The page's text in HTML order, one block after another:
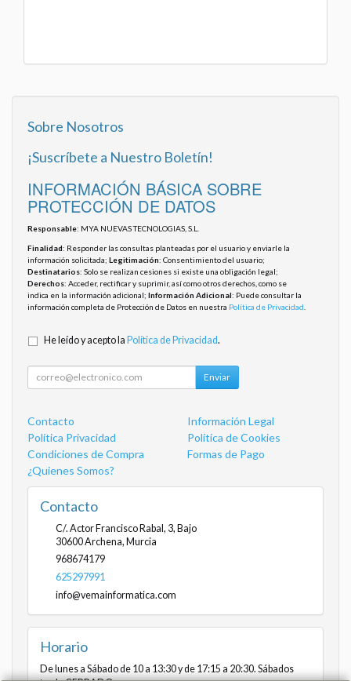
Sobre Nosotros
¡Suscríbete a Nuestro Boletín!
INFORMACIÓN BÁSICA SOBRE
PROTECCIÓN DE DATOS
Responsable: MYA NUEVAS TECNOLOGIAS, S.L.
Finalidad: Responder las consultas planteadas por el usuario y enviarle la
información solicitada; Legitimación: Consentimiento del usuario;
Destinatarios: Solo se realizan cesiones si existe una obligación legal;
Derechos: Acceder, rectificar y suprimir, así como otros derechos, como se
indica en la información adicional; Información Adicional: Puede consultar la
información completa de Protección de Datos en nuestra Política de Privacidad
He leído y acepto la Política de Privacidad.
Enviar
Contacto
Información Legal
Política Privacidad
Política de Cookies
Condiciones de Compra
Formas de Pago
¿Quienes Somos?
Contacto
C/. Actor Francisco Rabal, 3, Bajo
30600Archena, Murcia
968674179
625297991
info@vemainformatica.com
Horario
De lunes a Sábado de 10 a 13:30 y de 17:15 a 20:30. Sábados